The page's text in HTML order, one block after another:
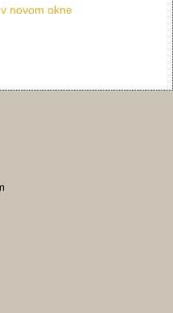
novom okne